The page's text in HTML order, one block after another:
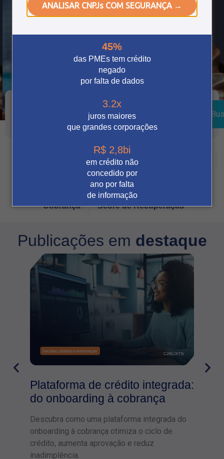
ANALISAR CNPJs COM SEGURANÇA →
45%
das PMEs tem crédito
negado
por falta de dados
3.2x
juros maiores
que grandes corporações
R$ 2,8bi
em crédito não
concedido por
ano por falta
de informação
Vendas Digitais Prevenção à fraude
Automação
Cobrança Score de Recuperação
Publicações em destaque
Plataforma de crédito integrada:
do onboarding à cobrança
Descubra como uma plataforma integrada do
onboarding à cobrança otimiza o ciclo de
crédito, aumenta aprovação e reduz
inadimplência.